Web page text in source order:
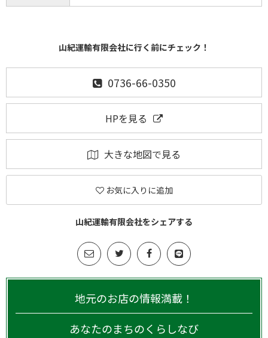
山紀運輸有限会社に行く前にチェック！
0736-66-0350
HPを見る
大きな地図で見る
お気に入りに追加
山紀運輸有限会社をシェアする
地元のお店の情報満載！
あなたのまちのくらしなび